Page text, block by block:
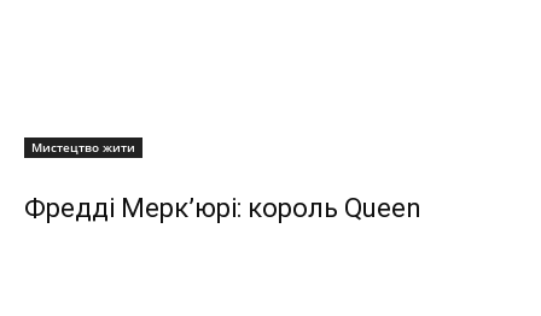
Мистецтво жити
Фредді Мерк’юрі: король Queen